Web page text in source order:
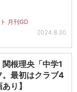
月刊GD
2024.8.30
関根理央「中学1
。最初はクラブ4
り】